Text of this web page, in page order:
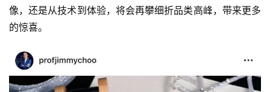
像，还是从技术到体验，将会再攀细折品类高峰，带来更多
的惊喜。